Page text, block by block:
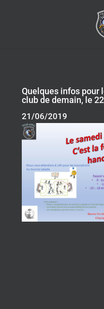
Quelques infos pour
club de demain, le
21/06/2019